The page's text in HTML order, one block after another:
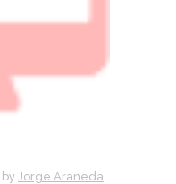
by Jorge Araneda